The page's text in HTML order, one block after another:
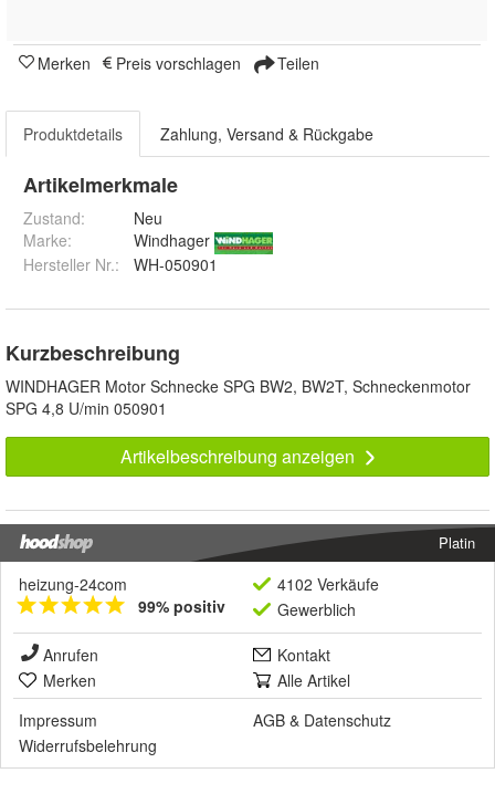
Merken Preis vorschlagen Teilen
Produktdetails Zahlung, Versand & Rückgabe
Artikelmerkmale
Zustand:
Neu
Marke:
Windhager
Hersteller Nr.:
WH-050901
Kurzbeschreibung
WINDHAGER Motor Schnecke SPG BW2, BW2T, Schneckenmotor
SPG 4,8 U/min 050901
Artikelbeschreibung anzeigen
Platin
heizung-24com
99% positiv
4102 Verkäufe
Gewerblich
Anrufen
Kontakt
Merken
Alle Artikel
Impressum
AGB & Datenschutz
Widerrufsbelehrung